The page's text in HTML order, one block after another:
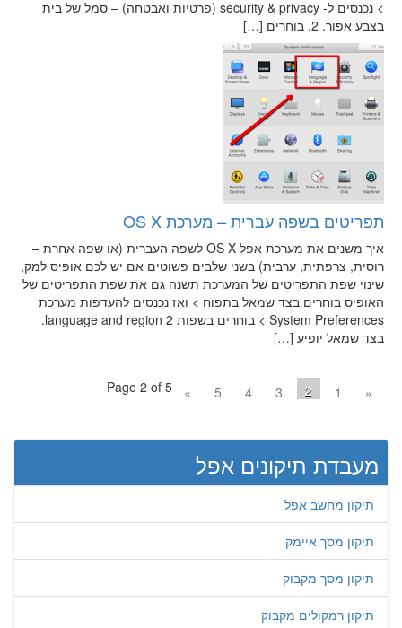
> נכנסים ל- security & privacy (פרטיות ואבטחה) – סמל של בית
בצבע אפור. 2. בוחרים […]
תפריטים בשפה עברית – מערכת OS X
איך משנים את מערכת אפל OS X לשפה העברית (או שפה אחרת –
רוסית, צרפתית, ערבית) בשני שלבים פשוטים אם יש לכם אופיס למק,
שינוי שפת התפריטים של המערכת תשנה גם את שפת התפריטים של
האופיס בוחרים בצד שמאל בתפוח > ואז נכנסים להעדפות מערכת
System Preferences > בוחרים בשפות language and region 2.
בצד שמאל יופיע […]
Page 2 of 5 «
1
2
3
4
5
»
מעבדת תיקונים אפל
תיקון מחשב אפל
תיקון מסך איימק
תיקון מסך מקבוק
תיקון רמקולים מקבוק